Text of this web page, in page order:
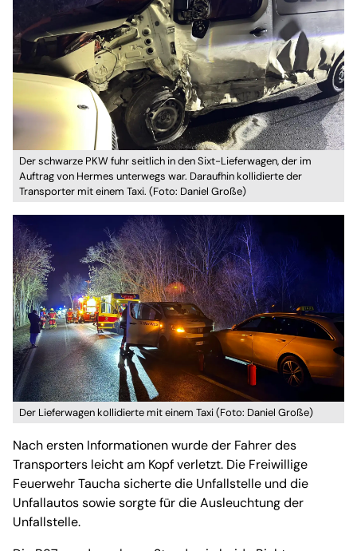
Der schwarze PKW fuhr seitlich in den Sixt-Lieferwagen, der im
Auftrag von Hermes unterwegs war. Daraufhin kollidierte der
Transporter mit einem Taxi. (Foto: Daniel Große)
Der Lieferwagen kollidierte mit einem Taxi (Foto: Daniel Große)
Nach ersten Informationen wurde der Fahrer des
Transporters leicht am Kopf verletzt. Die Freiwillige
Feuerwehr Taucha sicherte die Unfallstelle und die
Unfallautos sowie sorgte für die Ausleuchtung der
Unfallstelle.